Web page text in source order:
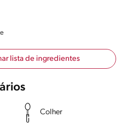
lista de ingredientes
Colher